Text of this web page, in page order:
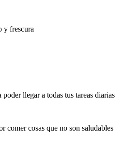
y frescura
llegar a todas tus tareas diarias
comer cosas que no son saludables